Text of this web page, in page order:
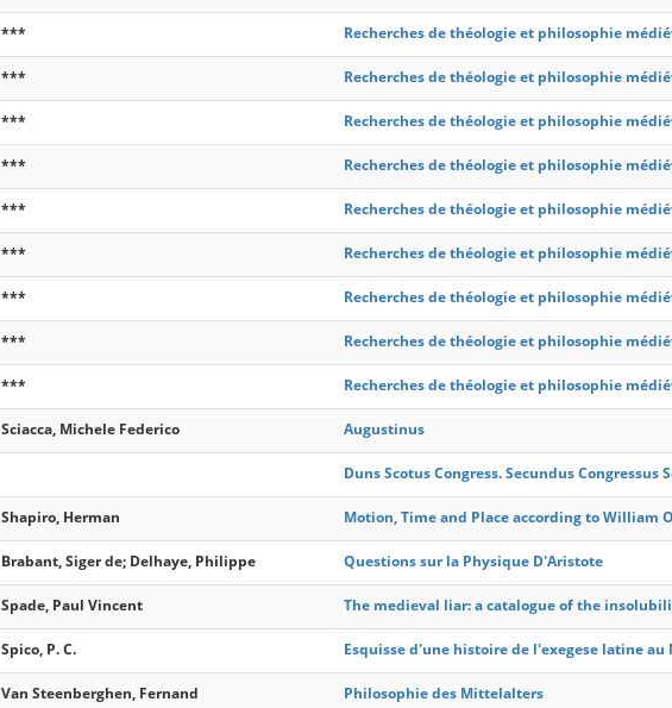
*** Recherches de théologie et philosophie
*** Recherches de théologie et philosophie
*** Recherches de théologie et philosophie
*** Recherches de théologie et philosophie
*** Recherches de théologie et philosophie
*** Recherches de théologie et philosophie
*** Recherches de théologie et philosophie
*** Recherches de théologie et philosophie
*** Recherches de théologie et philosophie
Sciacca, Michele Federico Augustinus
Duns Scotus Congress. Secundus
Shapiro, Herman Motion, Time and Place according to William
Brabant, Siger de; Delhaye, Philippe Questions sur la Physique D'Aristote
Spade, Paul Vincent The medieval liar: a catalogue of the
Spico, P. C. Esquisse d'une histoire de l'exegese latine au
Van Steenberghen, Fernand Philosophie des Mittelalters